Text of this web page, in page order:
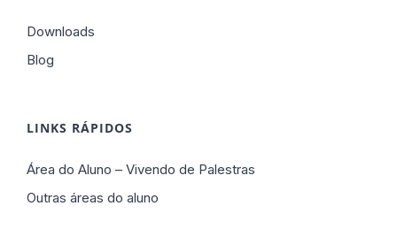
Downloads
Blog
LINKS RÁPIDOS
Área do Aluno – Vivendo de Palestras
Outras áreas do aluno